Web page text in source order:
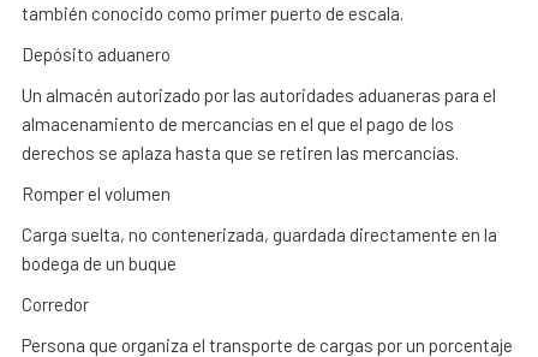
también conocido como primer puerto de escala.
Depósito aduanero
Un almacén autorizado por las autoridades aduaneras para el
almacenamiento de mercancías en el que el pago de los
derechos se aplaza hasta que se retiren las mercancías.
Romper el volumen
Carga suelta, no contenerizada, guardada directamente en la
bodega de un buque
Corredor
Persona que organiza el transporte de cargas por un porcentaje